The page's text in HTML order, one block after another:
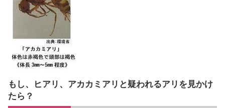
もし、ヒアリ、アカカミアリと疑われるアリを見かけ
たら？